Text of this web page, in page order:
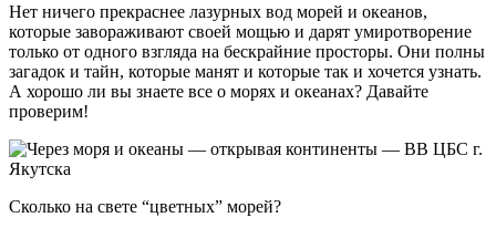
Нет ничего прекраснее лазурных вод морей и океанов,
которые завораживают своей мощью и дарят умиротворение
только от одного взгляда на бескрайние просторы. Они полны
загадок и тайн, которые манят и которые так и хочется узнать.
А хорошо ли вы знаете все о морях и океанах? Давайте
проверим!
Сколько на свете “цветных” морей?